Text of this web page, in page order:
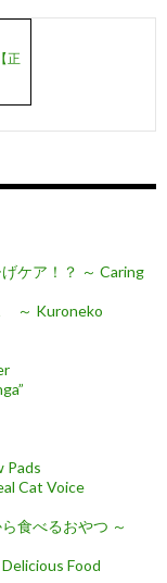
正
ケア！？ ～ Caring
～ Kuroneko
Pads
Cat Voice
食べるおやつ ～
Food